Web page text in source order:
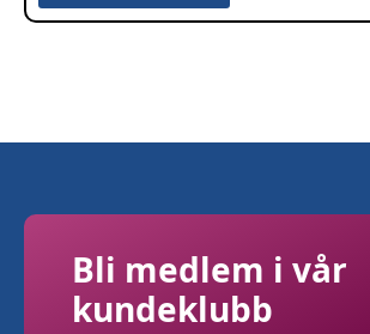
Bli medlem i vår
kundeklubb